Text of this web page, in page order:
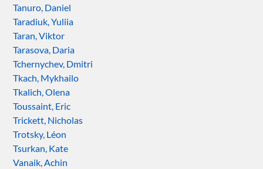
Tanuro, Daniel
Taradiuk, Yuliia
Taran, Viktor
Tarasova, Daria
Tchernychev, Dmitri
Tkach, Mykhailo
Tkalich, Olena
Toussaint, Eric
Trickett, Nicholas
Trotsky, Léon
Tsurkan, Kate
Vanaik, Achin